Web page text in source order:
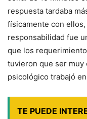
respuesta tardaba
físicamente con
responsabilidad fue
que los
tuvieron que ser
psicológico trabajó
TE PUEDE